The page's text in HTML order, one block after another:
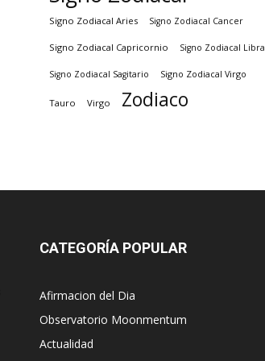
Signo Zodiacal Aries Signo Zodiacal Cancer
Signo Zodiacal Capricornio Signo Zodiacal Libra
Signo Zodiacal Sagitario Signo Zodiacal Virgo
Tauro Virgo Zodiaco
CATEGORÍA POPULAR
Afirmacion del Dia
Observatorio Moonmentum
Actualidad